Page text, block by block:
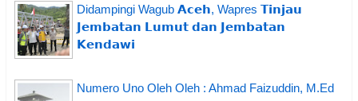
Didampingi Wagub 𝗔𝗰𝗲𝗵, Wapres 𝗧𝗶𝗻𝗷𝗮𝘂
𝗝𝗲𝗺𝗯𝗮𝘁𝗮𝗻 𝗟𝘂𝗺𝘂𝘁 𝗱𝗮𝗻 𝗝𝗲𝗺𝗯𝗮𝘁𝗮𝗻
𝗞𝗲𝗻𝗱𝗮𝘄𝗶
Numero Uno Oleh Oleh : Ahmad Faizuddin, M.Ed